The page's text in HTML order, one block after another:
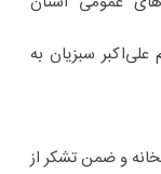
سبزیان به
و ضمن تشکر از